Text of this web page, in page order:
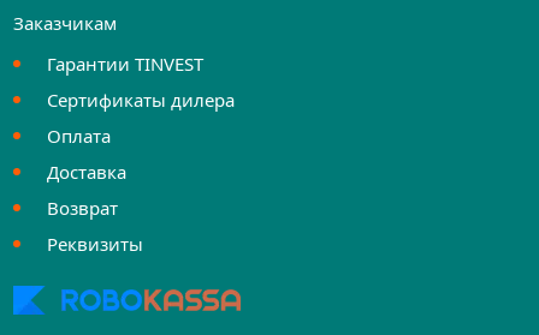
Заказчикам
Гарантии TINVEST
Сертификаты дилера
Оплата
Доставка
Возврат
Реквизиты